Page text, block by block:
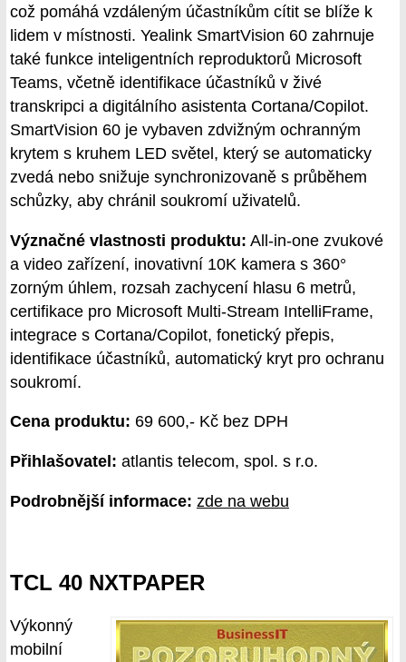
což pomáhá vzdáleným účastníkům cítit se blíže k
lidem v místnosti. Yealink SmartVision 60 zahrnuje
také funkce inteligentních reproduktorů Microsoft
Teams, včetně identifikace účastníků v živé
transkripci a digitálního asistenta Cortana/Copilot.
SmartVision 60 je vybaven zdvižným ochranným
krytem s kruhem LED světel, který se automaticky
zvedá nebo snižuje synchronizovaně s průběhem
schůzky, aby chránil soukromí uživatelů.
Význačné vlastnosti produktu: All-in-one zvukové
a video zařízení, inovativní 10K kamera s 360°
zorným úhlem, rozsah zachycení hlasu 6 metrů,
certifikace pro Microsoft Multi-Stream IntelliFrame,
integrace s Cortana/Copilot, fonetický přepis,
identifikace účastníků, automatický kryt pro ochranu
soukromí.
Cena produktu: 69 600,- Kč bez DPH
Přihlašovatel: atlantis telecom, spol. s r.o.
Podrobnější informace: zde na webu
TCL 40 NXTPAPER
Výkonný
mobilní